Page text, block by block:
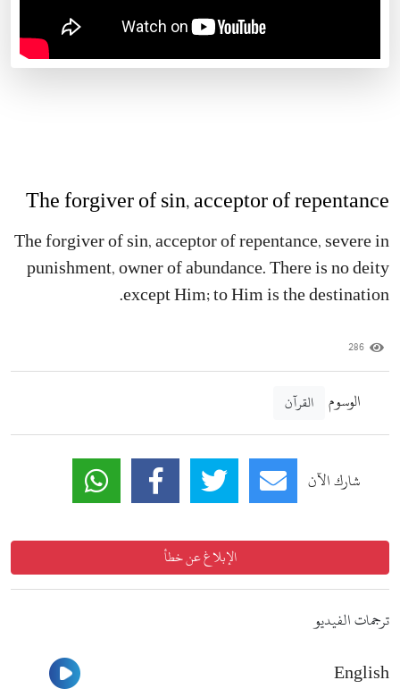
The forgiver of sin, acceptor of repentance
The forgiver of sin, acceptor of repentance, severe in
punishment, owner of abundance. There is no deity
except Him; to Him is the destination.
286
الوسوم القرآن
شارك الآن
الإبلاغ عن خطأ
ترجمات الفيديو
English